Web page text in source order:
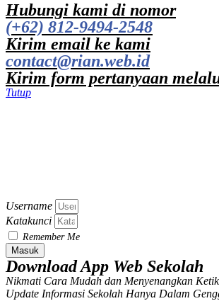
Hubungi kami di nomor
(+62) 812-9494-2548
Kirim email ke kami
contact@rian.web.id
Kirim form pertanyaan
Tutup
Username
Katakunci
Remember Me
Masuk
Download App Web Sekolah
Nikmati Cara Mudah dan Menyenangkan
Update Informasi Sekolah Hanya Dalam